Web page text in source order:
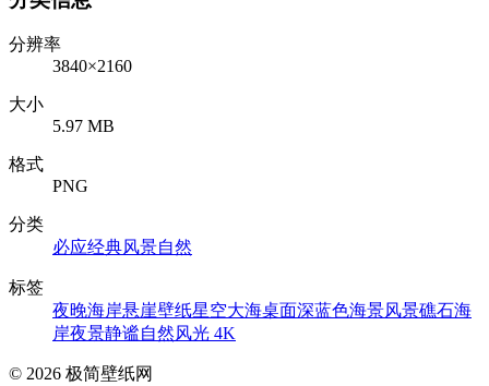
分辨率
3840×2160
大小
5.97 MB
格式
PNG
分类
必应经典风景自然
标签
夜晚海岸悬崖壁纸星空大海桌面深蓝色海景风景礁石海
岸夜景静谧自然风光 4K
© 2026 极简壁纸网